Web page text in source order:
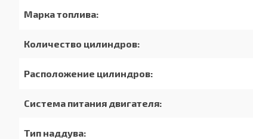
Марка топлива:
Количество цилиндров:
Расположение цилиндров:
Система питания двигателя:
Тип наддува: